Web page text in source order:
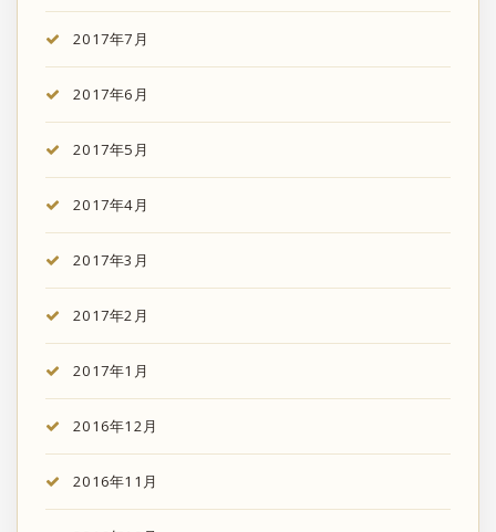
2017年7月
2017年6月
2017年5月
2017年4月
2017年3月
2017年2月
2017年1月
2016年12月
2016年11月